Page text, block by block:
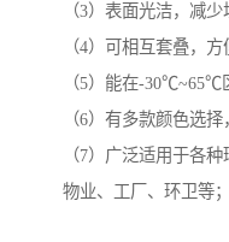
（3）表面光洁，减
（4）可相互套叠，
（5）能在-30℃~65℃
（6）有多款颜色选
（7）广泛适用于各
物业、工厂、环卫等；